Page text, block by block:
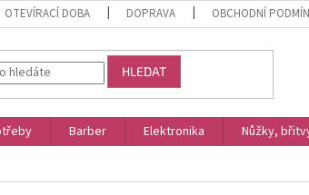
OTEVÍRACÍ DOBA DOPRAVA OBCHODNÍ
HLEDAT
Barber Elektronika Nůžky,